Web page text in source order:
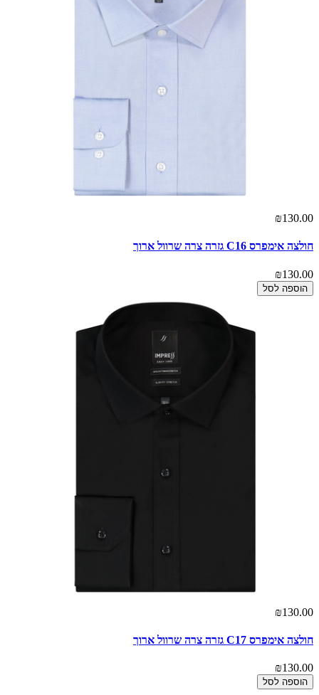
₪130.00
חולצה אימפרס C16 גזרה צרה שרוול ארוך
₪130.00
הוספה לסל
₪130.00
חולצה אימפרס C17 גזרה צרה שרוול ארוך
₪130.00
הוספה לסל